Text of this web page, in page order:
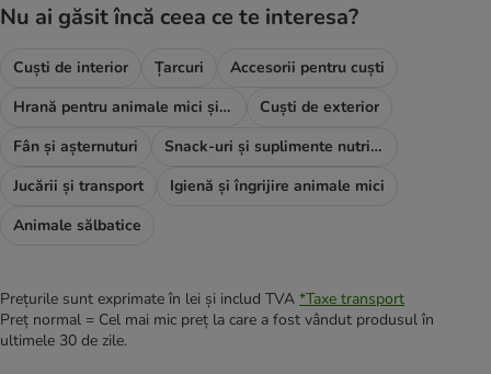
Nu ai găsit încă ceea ce te interesa?
Cuști de interior Țarcuri
Accesorii pentru cuști
Hrană pentru animale mici și rozătoare
Cuști de exterior
Fân și așternuturi
Snack-uri și suplimente nutritive
Jucării și transport
Igienă și îngrijire animale mici
Animale sălbatice
Prețurile sunt exprimate în lei și includ TVA *Taxe transport
Preț normal = Cel mai mic preț la care a fost vândut produsul în
ultimele 30 de zile.